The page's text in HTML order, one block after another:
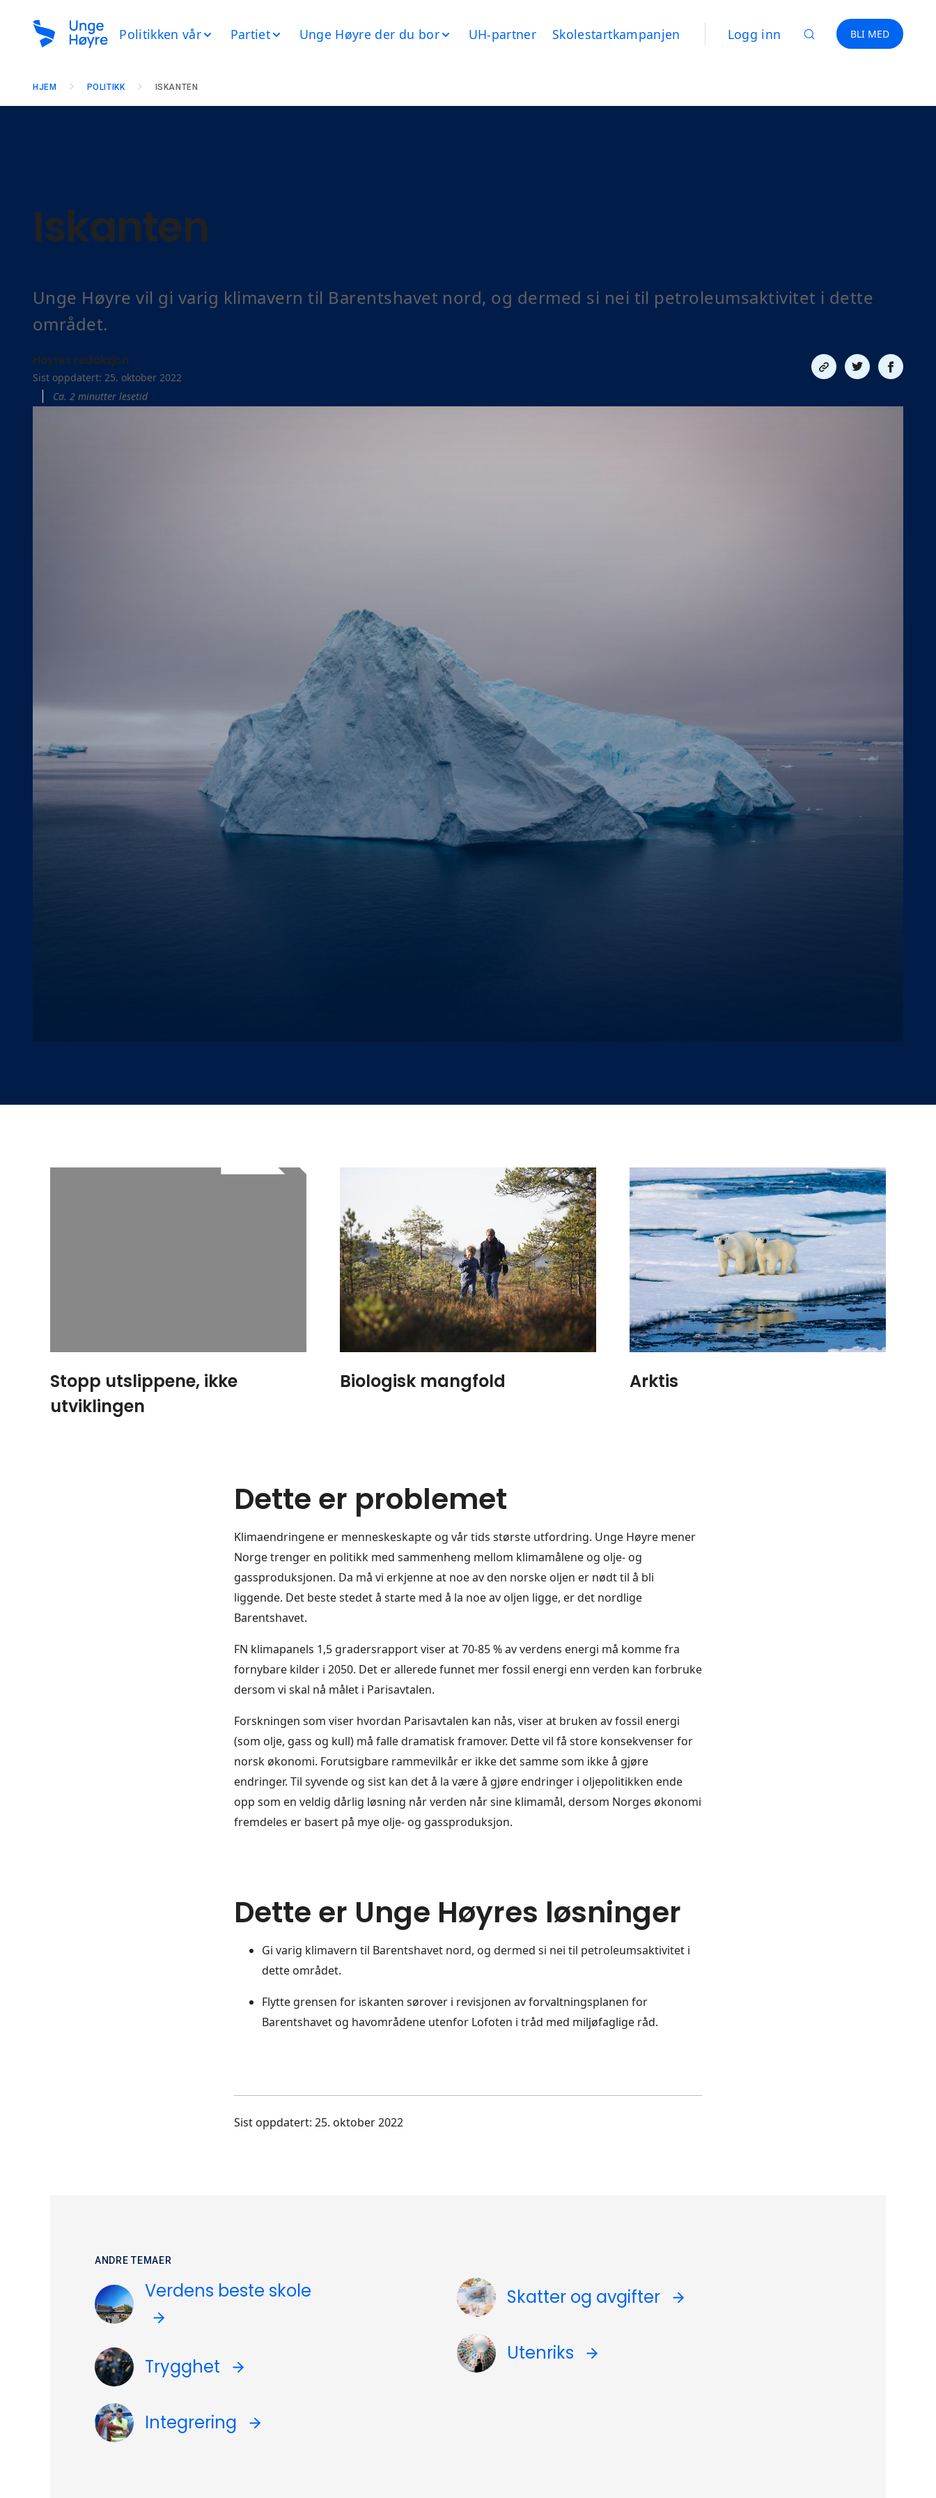
Politikken vår Partiet Unge Høyre der du bor UH-partner Skolestartkampanjen Logg inn BLI MED
HJEM POLITIKK ISKANTEN
Iskanten
Unge Høyre vil gi varig klimavern til Barentshavet nord, og dermed si nei til petroleumsaktivitet i dette
området.
Høyres redaksjon
Sist oppdatert: 25. oktober 2022
Ca. 2 minutter lesetid
Del
link
Del
på
twitter
Del
på
facebook
Stopp utslippene, ikke
utviklingen
Biologisk mangfold Arktis
Dette er problemet
Klimaendringene er menneskeskapte og vår tids største utfordring. Unge Høyre mener
Norge trenger en politikk med sammenheng mellom klimamålene og olje- og
gassproduksjonen. Da må vi erkjenne at noe av den norske oljen er nødt til å bli
liggende. Det beste stedet å starte med å la noe av oljen ligge, er det nordlige
Barentshavet.
FN klimapanels 1,5 gradersrapport viser at 70-85 % av verdens energi må komme fra
fornybare kilder i 2050. Det er allerede funnet mer fossil energi enn verden kan forbruke
dersom vi skal nå målet i Parisavtalen.
Forskningen som viser hvordan Parisavtalen kan nås, viser at bruken av fossil energi
(som olje, gass og kull) må falle dramatisk framover. Dette vil få store konsekvenser for
norsk økonomi. Forutsigbare rammevilkår er ikke det samme som ikke å gjøre
endringer. Til syvende og sist kan det å la være å gjøre endringer i oljepolitikken ende
opp som en veldig dårlig løsning når verden når sine klimamål, dersom Norges økonomi
fremdeles er basert på mye olje- og gassproduksjon.
Dette er Unge Høyres løsninger
Gi varig klimavern til Barentshavet nord, og dermed si nei til petroleumsaktivitet i
dette området.
Flytte grensen for iskanten sørover i revisjonen av forvaltningsplanen for
Barentshavet og havområdene utenfor Lofoten i tråd med miljøfaglige råd.
Sist oppdatert: 25. oktober 2022
ANDRE TEMAER
Verdens beste skole
Trygghet
Integrering
Skatter og avgifter
Utenriks